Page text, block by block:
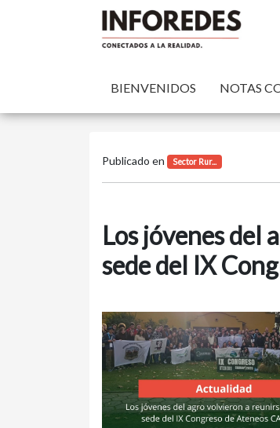
BIENVENIDOS NOTAS
Publicado en Sector Rur...
Los jóvenes del
sede del IX